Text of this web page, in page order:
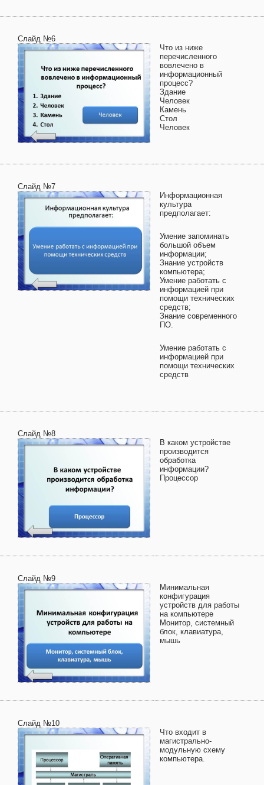
Слайд №6
Что из ниже
перечисленного
вовлечено в
информационный
процесс?
Здание
Человек
Камень
Стол
Человек
Слайд №7
Информационная
культура
предполагает:
Умение запоминать
большой объем
информации;
Знание устройств
компьютера;
Умение работать с
информацией при
помощи технических
средств;
Знание современного
ПО.
Умение работать с
информацией при
помощи технических
средств
Слайд №8
В каком устройстве
производится
обработка
информации?
Процессор
Слайд №9
Минимальная
конфигурация
устройств для работы
на компьютерe
Монитор, системный
блок, клавиатура,
мышь
Слайд №10
Что входит в
магистрально-
модульную схему
компьютера.